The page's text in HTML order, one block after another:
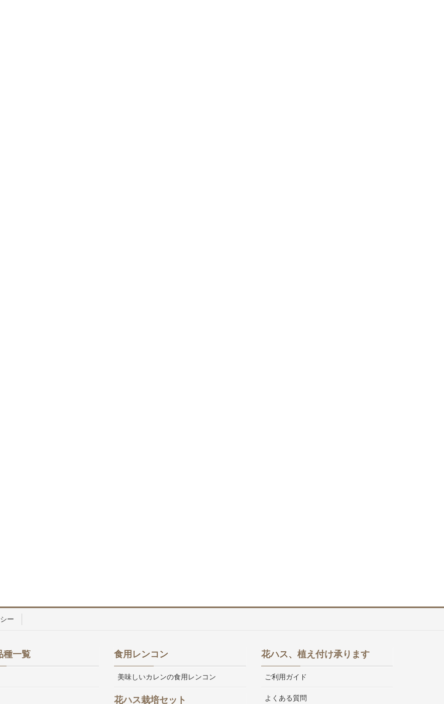
ー
種一覧 食用レンコン
美味しいカレンの食用レンコン
花ハス栽培セット
花ハス、植え付け承ります
ご利用ガイド
よくある質問